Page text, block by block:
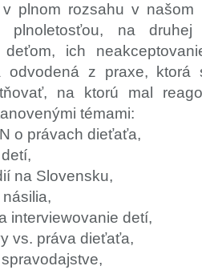
plnom rozsahu v našom
plnoletosťou, na
ich
odvodená z praxe, ktorá
na ktorú mal
témami:
o právach dieťaťa,
na Slovensku,
interviewovanie detí,
vs. práva dieťaťa,